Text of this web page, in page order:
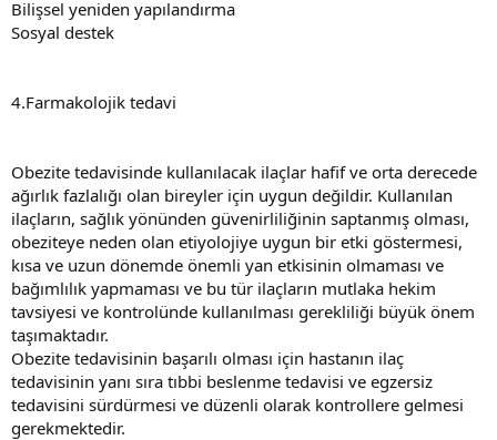
Bilişsel yeniden yapılandırma
Sosyal destek
4.Farmakolojik tedavi
Obezite tedavisinde kullanılacak ilaçlar hafif ve orta derecede
ağırlık fazlalığı olan bireyler için uygun değildir. Kullanılan
ilaçların, sağlık yönünden güvenirliliğinin saptanmış olması,
obeziteye neden olan etiyolojiye uygun bir etki göstermesi,
kısa ve uzun dönemde önemli yan etkisinin olmaması ve
bağımlılık yapmaması ve bu tür ilaçların mutlaka hekim
tavsiyesi ve kontrolünde kullanılması gerekliliği büyük önem
taşımaktadır.
Obezite tedavisinin başarılı olması için hastanın ilaç
tedavisinin yanı sıra tıbbi beslenme tedavisi ve egzersiz
tedavisini sürdürmesi ve düzenli olarak kontrollere gelmesi
gerekmektedir.